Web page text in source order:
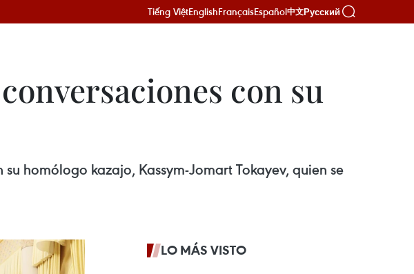
Tiếng ViệtEnglishFrançaisEspañol中文Русский
con su
homólogo kazajo, Kassym-Jomart Tokayev, quien se
LO MÁS VISTO